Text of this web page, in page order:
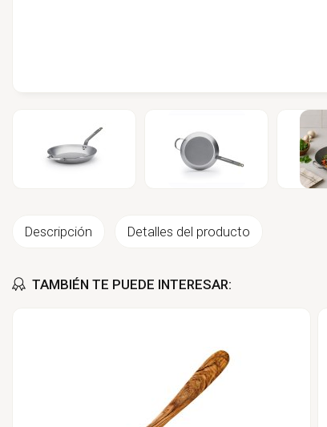
Descripción Detalles del producto
TAMBIÉN TE PUEDE INTERESAR: